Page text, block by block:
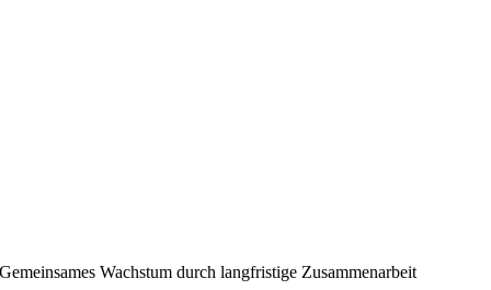
Gemeinsames Wachstum durch langfristige Zusammenarbeit